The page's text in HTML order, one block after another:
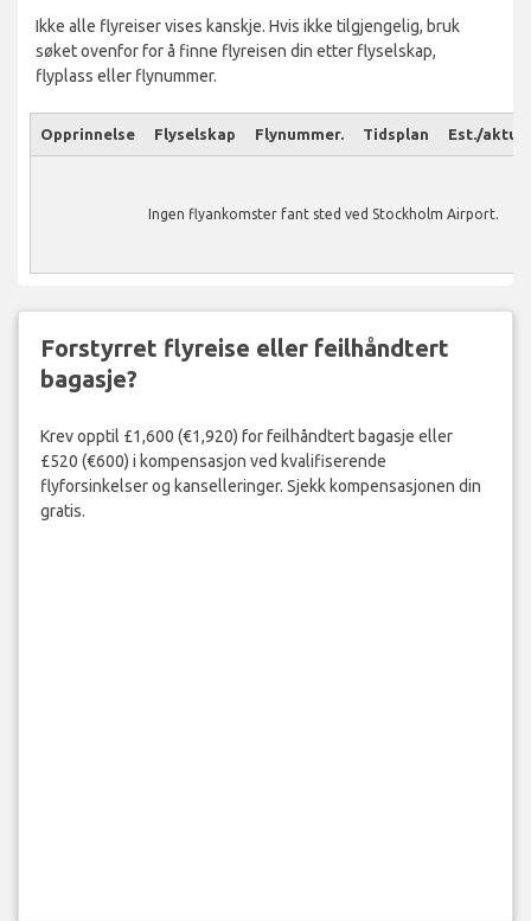
Ikke alle flyreiser vises kanskje. Hvis ikke tilgjengelig, bruk
søket ovenfor for å finne flyreisen din etter flyselskap,
flyplass eller flynummer.
Opprinnelse Flyselskap Flynummer. Tidsplan Est./
Ingen flyankomster fant sted ved Stockholm Airport.
Forstyrret flyreise eller feilhåndtert
bagasje?
Krev opptil £1,600 (€1,920) for feilhåndtert bagasje eller
£520 (€600) i kompensasjon ved kvalifiserende
flyforsinkelser og kanselleringer. Sjekk kompensasjonen din
gratis.